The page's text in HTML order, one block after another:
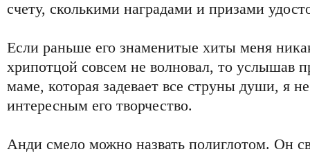
счету, сколькими наградами и призами
Если раньше его знаменитые хиты меня
хрипотцой совсем не волновал, то услышав
маме, которая задевает все струны души, я
интересным его творчество.
Анди смело можно назвать полиглотом. Он